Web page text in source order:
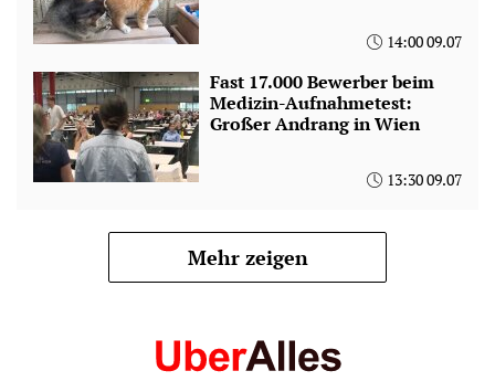
14:00 09.07
Fast 17.000 Bewerber beim
Medizin-Aufnahmetest:
Großer Andrang in Wien
13:30 09.07
Mehr zeigen